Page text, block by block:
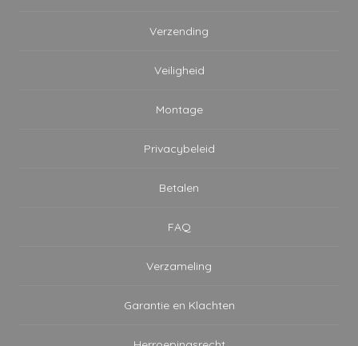
Verzending
Veiligheid
Montage
Privacybeleid
Betalen
FAQ
Verzameling
Garantie en Klachten